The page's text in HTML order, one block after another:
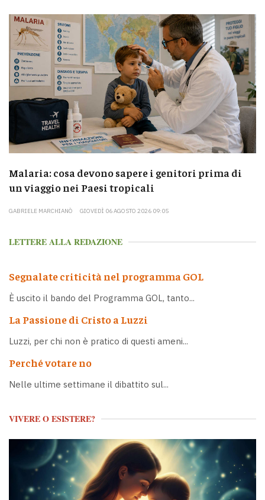
Malaria: cosa devono sapere i genitori prima di
un viaggio nei Paesi tropicali
GABRIELE MARCHIANÒ GIOVEDÌ 06 AGOSTO 2026 09:05
LETTERE ALLA REDAZIONE
Segnalate criticità nel programma GOL
È uscito il bando del Programma GOL, tanto...
La Passione di Cristo a Luzzi
Luzzi, per chi non è pratico di questi ameni...
Perché votare no
Nelle ultime settimane il dibattito sul...
VIVERE O ESISTERE?